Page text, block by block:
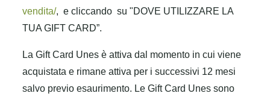
vendita/, e cliccando su "DOVE UTILIZZARE LA
TUA GIFT CARD”.
La Gift Card Unes è attiva dal momento in cui viene
acquistata e rimane attiva per i successivi 12 mesi
salvo previo esaurimento. Le Gift Card Unes sono